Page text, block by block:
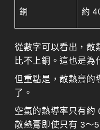
銅 約
從數字可以看出，散
比不上銅。這也是為
但重點是，散熱膏的
了。
空氣的熱導率只有約
散熱膏即使只有 3～